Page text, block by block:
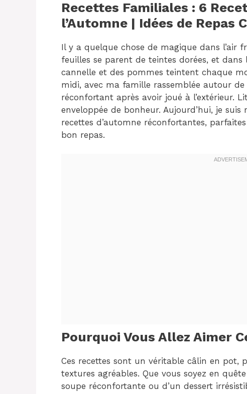
Recettes Familiales : 6
l’Automne | Idées de Repas
Il y a quelque chose de magique dans l’air
feuilles se parent de teintes dorées, et
cannelle et des pommes teintent chaque
midi, avec ma famille rassemblée autour
réconfortant après avoir joué à l’extérieur.
enveloppée de bonheur. Aujourd’hui, je
recettes d’automne réconfortantes,
bon repas.
Pourquoi Vous Allez Aimer
Ces recettes sont un véritable câlin en pot,
textures agréables. Que vous soyez en
soupe réconfortante ou d’un dessert